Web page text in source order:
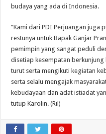
budaya yang ada di Indonesia.
“Kami dari PDI Perjuangan juga
restunya untuk Bapak Ganjar
pemimpin yang sangat peduli
disetiap kesempatan
turut serta mengikuti kegiatan
serta selalu mengajak
kebudayaan dan adat istiadat
tutup Karolin. (Ril)